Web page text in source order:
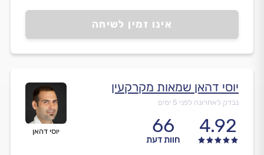
אינו זמין לשיחה
יוסי דהאן
יוסי דהאן שמאות מקרקעין
נבדק לאחרונה לפני 5 ימים
4.92
66
חוות דעת